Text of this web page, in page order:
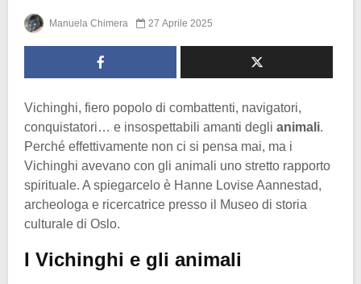
Manuela Chimera 27 Aprile 2025
Vichinghi, fiero popolo di combattenti, navigatori,
conquistatori… e insospettabili amanti degli animali.
Perché effettivamente non ci si pensa mai, ma i
Vichinghi avevano con gli animali uno stretto rapporto
spirituale. A spiegarcelo è Hanne Lovise Aannestad,
archeologa e ricercatrice presso il Museo di storia
culturale di Oslo.
I Vichinghi e gli animali